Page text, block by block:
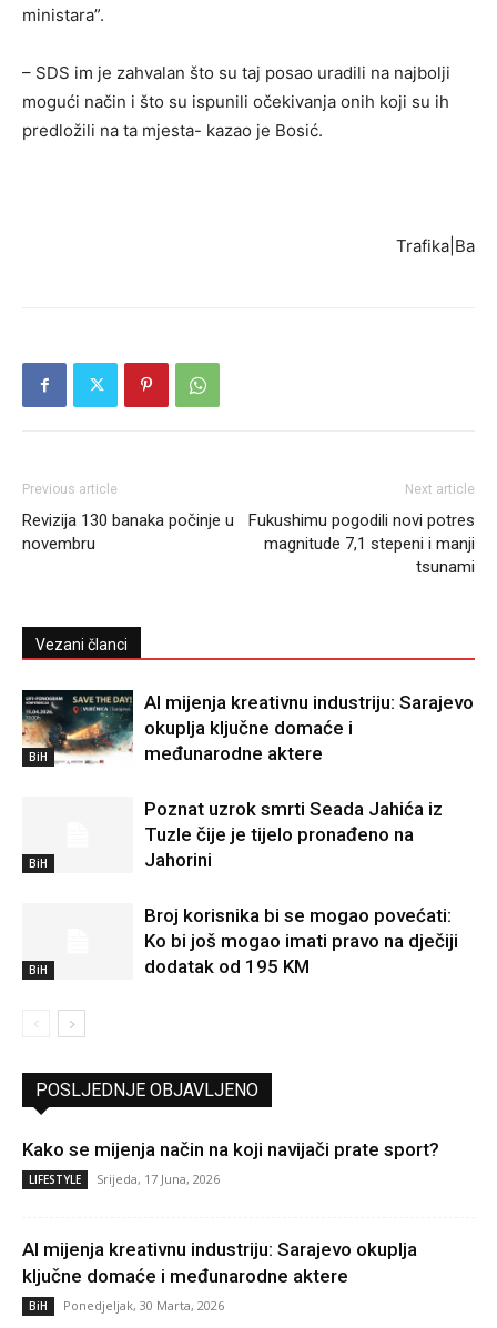
ministara”.
– SDS im je zahvalan što su taj posao uradili na najbolji
mogući način i što su ispunili očekivanja onih koji su ih
predložili na ta mjesta- kazao je Bosić.
Trafika|Ba
Previous article
Revizija 130 banaka počinje u
novembru
Next article
Fukushimu pogodili novi potres
magnitude 7,1 stepeni i manji
tsunami
Vezani članci
BiH
AI mijenja kreativnu industriju: Sarajevo
okuplja ključne domaće i
međunarodne aktere
BiH
Poznat uzrok smrti Seada Jahića iz
Tuzle čije je tijelo pronađeno na
Jahorini
BiH
Broj korisnika bi se mogao povećati:
Ko bi još mogao imati pravo na dječiji
dodatak od 195 KM
POSLJEDNJE OBJAVLJENO
Kako se mijenja način na koji navijači prate sport?
LIFESTYLE Srijeda, 17 Juna, 2026
AI mijenja kreativnu industriju: Sarajevo okuplja
ključne domaće i međunarodne aktere
BiH Ponedjeljak, 30 Marta, 2026